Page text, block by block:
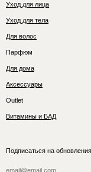
Уход для лица
Уход для тела
Для волос
Парфюм
Для дома
Аксессуары
Outlet
Витамины и БАД
Подписаться на